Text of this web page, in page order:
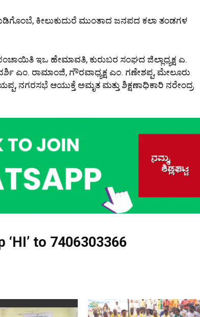
ಕೀಲುಕುದುರೆ ಮುಂತಾದ ಜನಪದ ಕಲಾ ತಂಡಗಳ
ಇಒ ಹೇಮಾವತಿ, ಕುರುಬರ ಸಂಘದ ಜಿಲ್ಲಾಧ್ಯಕ್ಷ ಎ.
ಎಂ. ರಾಮಾಂಜಿ, ಗೌರವಾಧ್ಯಕ್ಷ ಎಂ. ಗಣೇಶಪ್ಪ, ಮೇಲೂರು
ನಗರಸಭೆ ಆಯುಕ್ತೆ ಅಮೃತ ಮತ್ತು ಶಿಕ್ಷಣಾಧಿಕಾರಿ ನರೇಂದ್ರ
to 7406303366